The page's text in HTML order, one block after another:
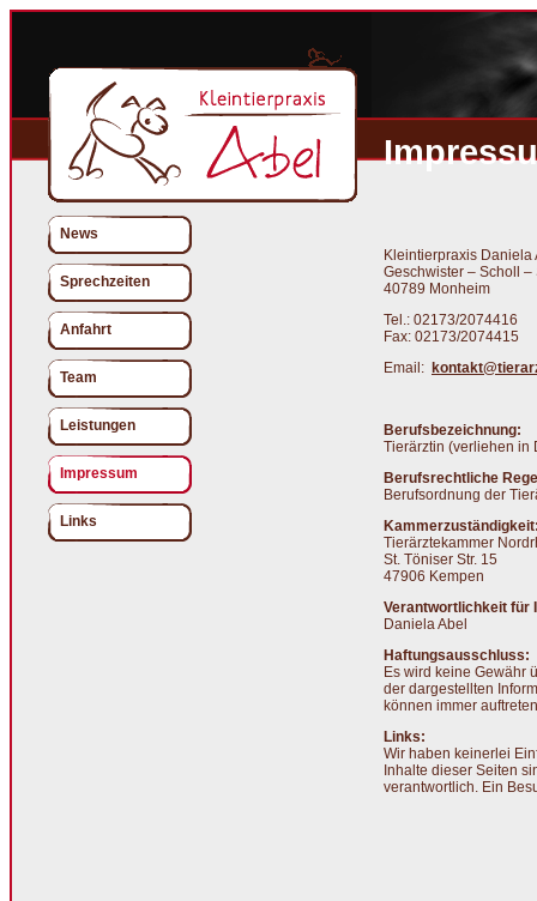
News
Sprechzeiten
Anfahrt
Team
Leistungen
Impressum
Links
Kleintierpraxis Daniela
Geschwister – Scholl –
40789 Monheim
Tel.: 02173/2074416
Fax: 02173/2074415
Email:
Berufsbezeichnung:
Tierärztin (verliehen in
Berufsrechtliche
Berufsordnung der
Tierärztekammer
St. Töniser Str. 15
47906 Kempen
Verantwortlichkeit für
Daniela Abel
Haftungsausschluss:
Es wird keine Gewähr
der dargestellten
können immer
Links:
Wir haben keinerlei
Inhalte dieser Seiten
verantwortlich. Ein